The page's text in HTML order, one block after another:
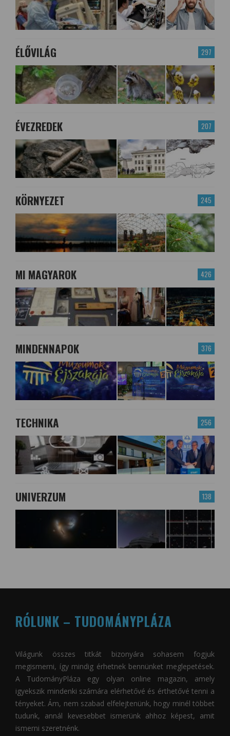
297
ÉLŐVILÁG
207
ÉVEZREDEK
245
KÖRNYEZET
426
MI MAGYAROK
376
MINDENNAPOK
256
TECHNIKA
138
UNIVERZUM
RÓLUNK – TUDOMÁNYPLÁZA
Világunk összes titkát bizonyára sohasem fogjuk
megismerni, így mindig érhetnek bennünket meglepetések.
A TudományPláza egy olyan online magazin, amely
igyekszik mindenki számára elérhetővé és érthetővé tenni a
tényeket. Ám, nem szabad elfelejtenünk, hogy minél többet
tudunk, annál kevesebbet ismerünk ahhoz képest, amit
ismerni szeretnénk.